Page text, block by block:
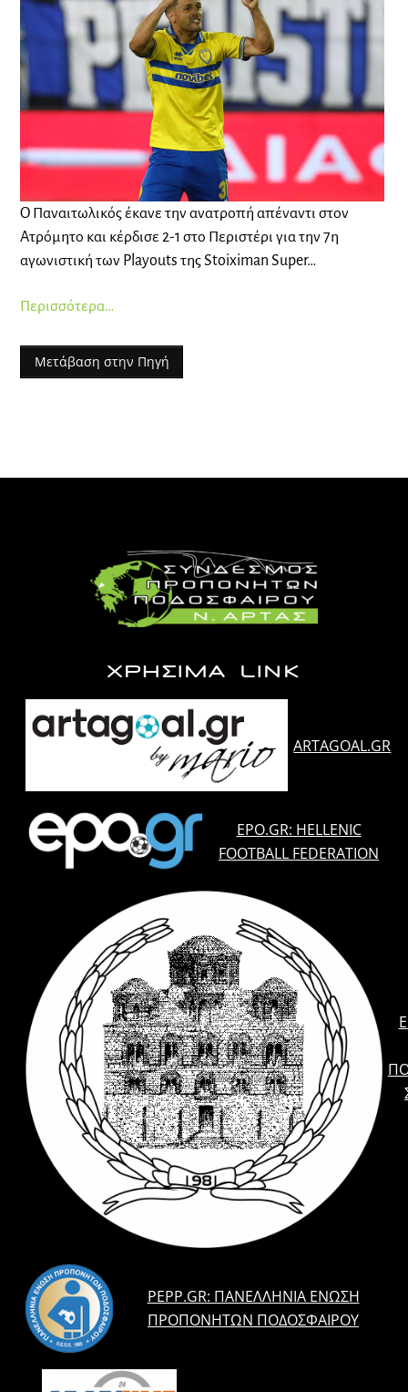
Ο Παναιτωλικός έκανε την ανατροπή απέναντι στον
Ατρόμητο και κέρδισε 2-1 στο Περιστέρι για την 7η
αγωνιστική των Playouts της Stoiximan Super…
Περισσότερα…
Μετάβαση στην Πηγή
ΧΡΗΣΙΜΑ LINK
ARTAGOAL.GR
EPO.GR: HELLENIC
FOOTBALL FEDERATION
PEPP.GR: ΠΑΝΕΛΛΉΝΙΑ ΈΝΩΣΗ
ΠΡΟΠΟΝΗΤΏΝ ΠΟΔΟΣΦΑΊΡΟΥ